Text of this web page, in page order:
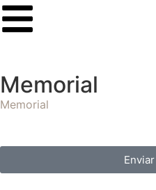
Memorial
Memorial